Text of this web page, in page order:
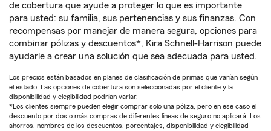
de cobertura que ayude a proteger lo que es importante
para usted: su familia, sus pertenencias y sus finanzas. Con
recompensas por manejar de manera segura, opciones para
combinar pólizas y descuentos*, Kira Schnell-Harrison puede
ayudarle a crear una solución que sea adecuada para usted.
Los precios están basados en planes de clasificación de primas que varían según
el estado. Las opciones de cobertura son seleccionadas por el cliente y la
disponibilidad y elegibilidad podrían variar.
*Los clientes siempre pueden elegir comprar solo una póliza, pero en ese caso el
descuento por dos o más compras de diferentes líneas de seguro no aplicará. Los
ahorros, nombres de los descuentos, porcentajes, disponibilidad y elegibilidad